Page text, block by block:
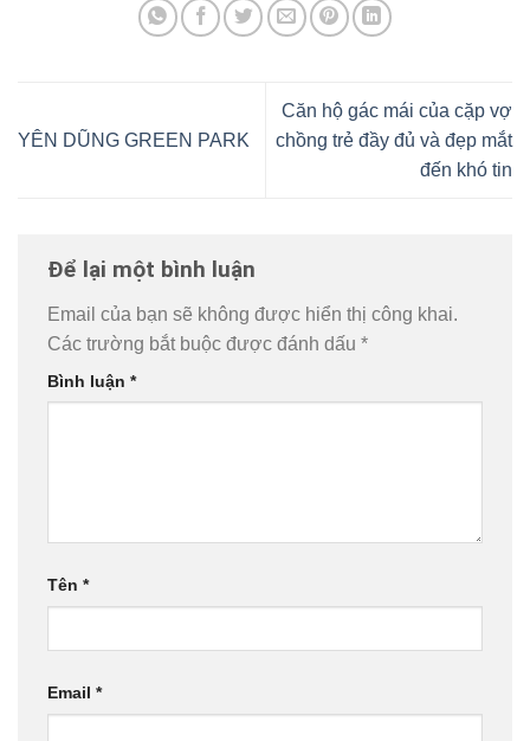
YÊN DŨNG GREEN PARK
Căn hộ gác mái của cặp vợ
chồng trẻ đầy đủ và đẹp mắt
đến khó tin
Để lại một bình luận
Email của bạn sẽ không được hiển thị công khai.
Các trường bắt buộc được đánh dấu *
Bình luận *
Tên *
Email *